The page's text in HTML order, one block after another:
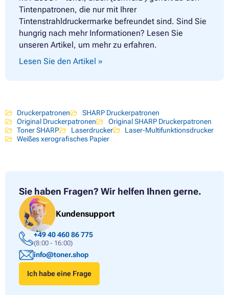
Tintenpatronen, die nur mit Ihrer
Tintenstrahldruckermarke befreundet sind. Sind Sie
hungrig nach mehr Informationen? Lesen Sie
unseren Artikel, um mehr zu erfahren.
Lesen Sie den Artikel »
Druckerpatronen
SHARP Druckerpatronen
Original Druckerpatronen
Original SHARP Druckerpatronen
Toner SHARP
Laserdrucker
Laser-Multifunktionsdrucker
Weißes xerografisches Papier
Sie haben Fragen? Wir helfen Ihnen gerne.
Kundensupport
+49 40 460 86 775
(8:00 - 16:00)
info@toner.shop
Ich habe eine Frage